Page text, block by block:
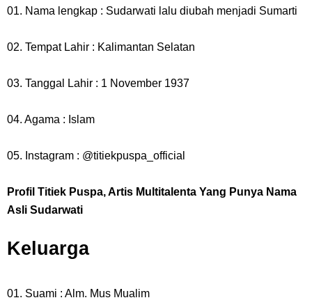
01. Nama lengkap : Sudarwati lalu diubah menjadi Sumarti
02. Tempat Lahir : Kalimantan Selatan
03. Tanggal Lahir : 1 November 1937
04. Agama : Islam
05. Instagram : @titiekpuspa_official
Profil Titiek Puspa, Artis Multitalenta Yang Punya Nama
Asli Sudarwati
Keluarga
01. Suami : Alm. Mus Mualim